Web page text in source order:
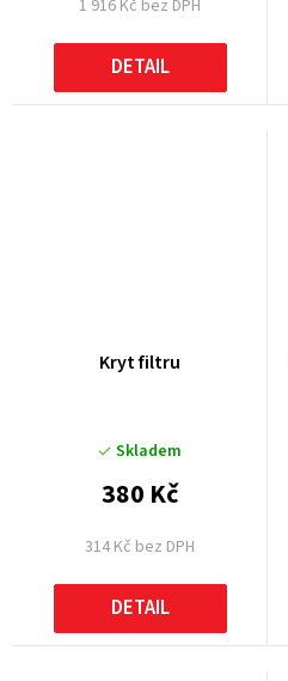
1 916 Kč bez DPH
DETAIL
Kryt filtru
Skladem
314 Kč bez DPH
380 Kč
DETAIL